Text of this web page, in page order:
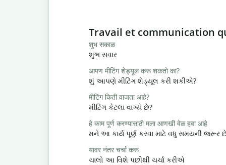
Slide 1 of 6
Travail et communication
शुभ सकाळ
શુભ સવાર
आपण मीटिंग शेड्यूल करू शकतो का?
શું આપણે મીટિંગ શેડ્યૂલ કરી શકીએ?
मीटिंग किती वाजता आहे?
મીટિંગ કેટલા વાગ્યે છે?
हे काम पूर्ण करण्यासाठी मला आणखी वेळ हवा आहे
મને આ કાર્ય પૂર્ણ કરવા માટે વધુ સમયની જરૂર
यावर नंतर चर्चा करू
ચાલો આ વિશે પછીથી ચર્ચા કરીએ